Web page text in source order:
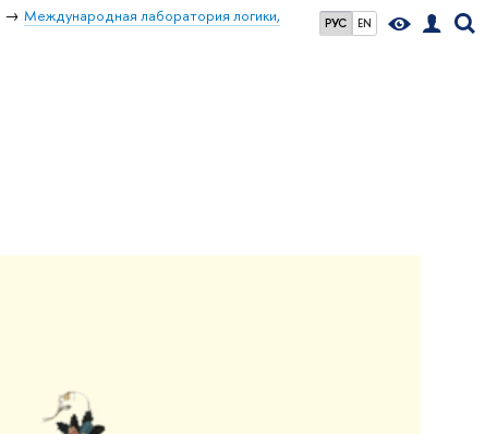
РУС EN
Международная лаборатория логики,